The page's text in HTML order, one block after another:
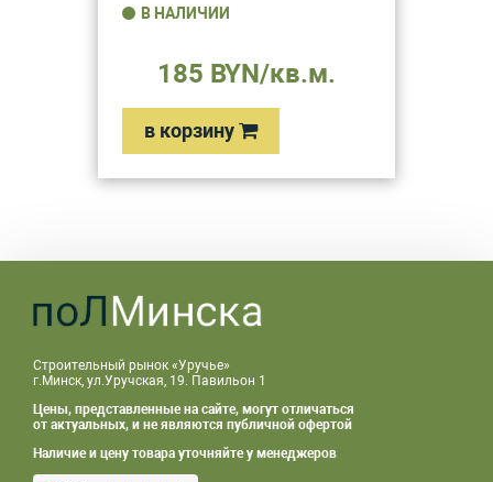
В НАЛИЧИИ
185 BYN/кв.м.
в корзину
Строительный рынок «Уручье»
г.Минск, ул.Уручская, 19. Павильон 1
Цены, представленные на сайте, могут отличаться
от актуальных, и не являются публичной офертой
Наличие и цену товара уточняйте у менеджеров